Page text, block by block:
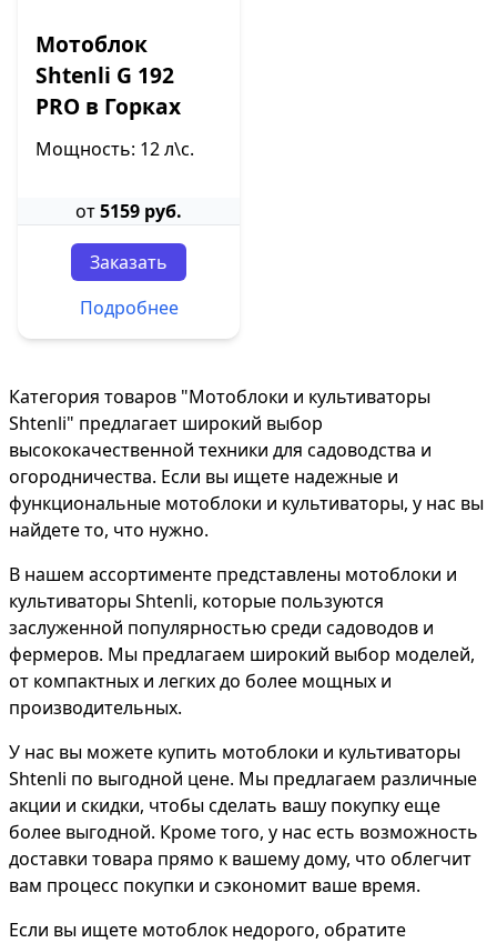
Мотоблок
Shtenli G 192
PRO в Горках
Мощность: 12 л\с.
от5159 руб.
Заказать
Подробнее
Категория товаров "Мотоблоки и культиваторы
Shtenli" предлагает широкий выбор
высококачественной техники для садоводства и
огородничества. Если вы ищете надежные и
функциональные мотоблоки и культиваторы, у нас вы
найдете то, что нужно.
В нашем ассортименте представлены мотоблоки и
культиваторы Shtenli, которые пользуются
заслуженной популярностью среди садоводов и
фермеров. Мы предлагаем широкий выбор моделей,
от компактных и легких до более мощных и
производительных.
У нас вы можете купить мотоблоки и культиваторы
Shtenli по выгодной цене. Мы предлагаем различные
акции и скидки, чтобы сделать вашу покупку еще
более выгодной. Кроме того, у нас есть возможность
доставки товара прямо к вашему дому, что облегчит
вам процесс покупки и сэкономит ваше время.
Если вы ищете мотоблок недорого, обратите